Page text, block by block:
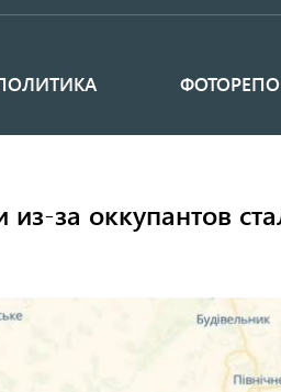
за оккупантов